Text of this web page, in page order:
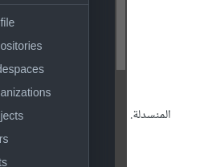
المنسدلة.